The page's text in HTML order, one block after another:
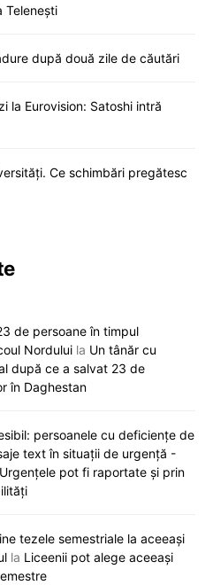
Telenești
după două zile de căutări
la Eurovision: Satoshi intră
Ce schimbări pregătesc
de persoane în timpul
Nordului la Un tânăr cu
după ce a salvat 23 de
în Daghestan
persoanele cu deficiențe de
text în situații de urgență -
pot fi raportate și prin
tezele semestriale la aceeași
la Liceenii pot alege aceeași